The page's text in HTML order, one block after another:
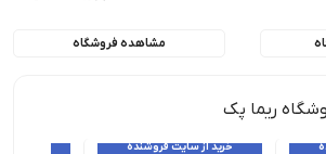
مشاهده فروشگاه
ریما پک
خرید از سایت فروشنده